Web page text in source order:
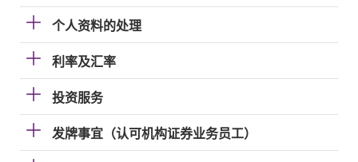
个人资料的处理
利率及汇率
投资服务
发牌事宜（认可机构证券业务员工）